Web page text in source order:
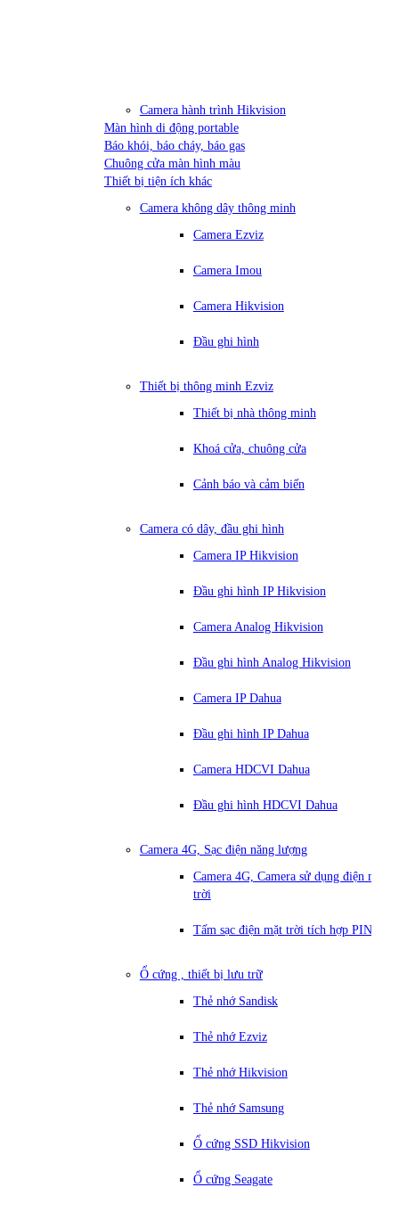
Camera hành trình Hikvision
Màn hình di động portable
Báo khói, báo cháy, báo gas
Chuông cửa màn hình màu
Thiết bị tiện ích khác
Camera không dây thông minh
Camera Ezviz
Camera Imou
Camera Hikvision
Đầu ghi hình
Thiết bị thông minh Ezviz
Thiết bị nhà thông minh
Khoá cửa, chuông cửa
Cảnh báo và cảm biến
Camera có dây, đầu ghi hình
Camera IP Hikvision
Đầu ghi hình IP Hikvision
Camera Analog Hikvision
Đầu ghi hình Analog Hikvision
Camera IP Dahua
Đầu ghi hình IP Dahua
Camera HDCVI Dahua
Đầu ghi hình HDCVI Dahua
Camera 4G, Sạc điện năng lượng
Camera 4G, Camera sử dụng điện mặt
trời
Tấm sạc điện mặt trời tích hợp PIN
Ổ cứng , thiết bị lưu trữ
Thẻ nhớ Sandisk
Thẻ nhớ Ezviz
Thẻ nhớ Hikvision
Thẻ nhớ Samsung
Ổ cứng SSD Hikvision
Ổ cứng Seagate